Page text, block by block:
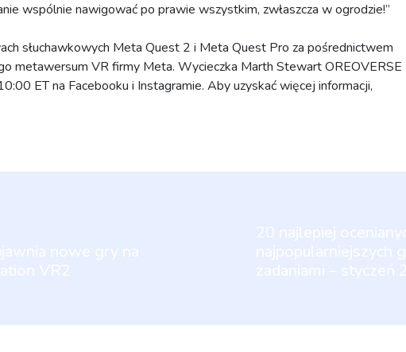
wspólnie nawigować po prawie wszystkim, zwłaszcza w ogrodzie!”
słuchawkowych Meta Quest 2 i Meta Quest Pro za pośrednictwem
metawersum VR firmy Meta. Wycieczka Marth Stewart OREOVERSE
ET na Facebooku i Instagramie. Aby uzyskać więcej informacji,